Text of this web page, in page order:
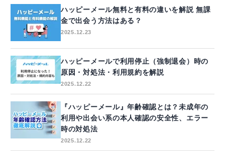
ハッピーメール無料と有料の違いを解説 無課
金で出会う方法はある？
2025.12.23
ハッピーメールで利用停止（強制退会）時の
原因・対処法・利用規約を解説
2025.12.22
『ハッピーメール』年齢確認とは？未成年の
利用や出会い系の本人確認の安全性、エラー
時の対処法
2025.12.22